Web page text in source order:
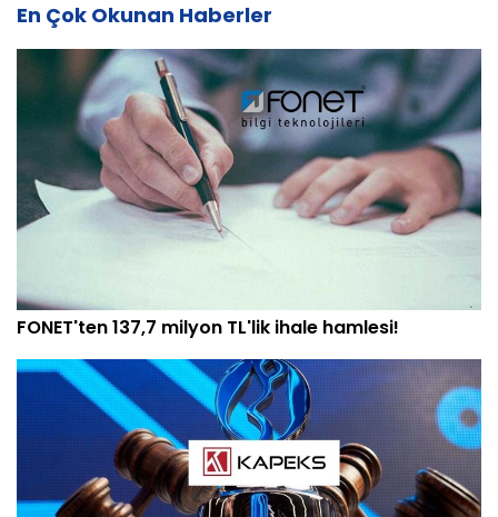
En Çok Okunan Haberler
FONET'ten 137,7 milyon TL'lik ihale hamlesi!